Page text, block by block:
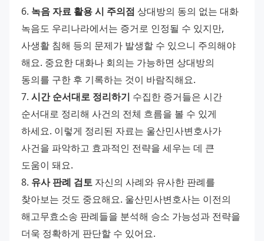
6. 녹음 자료 활용 시 주의점 상대방의 동의 없는 대화
녹음도 우리나라에서는 증거로 인정될 수 있지만,
사생활 침해 등의 문제가 발생할 수 있으니 주의해야
해요. 중요한 대화나 회의는 가능하면 상대방의
동의를 구한 후 기록하는 것이 바람직해요.
7. 시간 순서대로 정리하기 수집한 증거들은 시간
순서대로 정리해 사건의 전체 흐름을 볼 수 있게
하세요. 이렇게 정리된 자료는 울산민사변호사가
사건을 파악하고 효과적인 전략을 세우는 데 큰
도움이 돼요.
8. 유사 판례 검토 자신의 사례와 유사한 판례를
찾아보는 것도 중요해요. 울산민사변호사는 이전의
해고무효소송 판례들을 분석해 승소 가능성과 전략을
더욱 정확하게 판단할 수 있어요.